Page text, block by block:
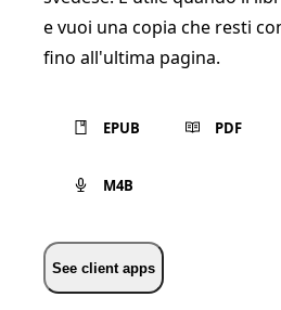
e vuoi una copia che resti
fino all'ultima pagina.
EPUB PDF
M4B
See client apps